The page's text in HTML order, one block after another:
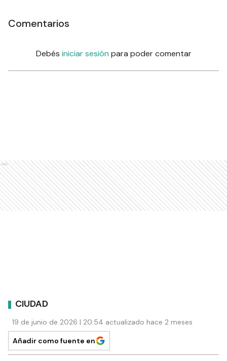
Comentarios
Debés iniciar sesión para poder comentar
Ads
CIUDAD
19 de junio de 2026 | 20:54 actualizado hace 2 meses
Añadir como fuente en